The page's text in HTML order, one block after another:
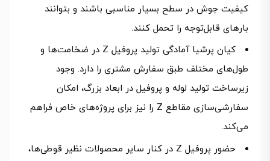
کیفیت جوش در سطح بسیار مناسبی باشند و بتوانند
بارهای قابل‌توجه را تحمل کنند.
کیان پرشیا آمادگی تولید پروفیل Z در ضخامت‌ها و
طول‌های مختلف طبق سفارش مشتری را دارد. وجود
زیرساخت تولید لوله و پروفیل در ابعاد بزرگ، امکان
سفارشی‌سازی مقاطع Z را نیز برای پروژه‌های خاص فراهم
می‌کند.
حضور پروفیل Z در کنار سایر محصولات نظیر قوطی‌ها،